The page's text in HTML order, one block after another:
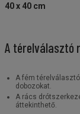
40 x 40 cm
A térelválasztó
A fém
dobozokat.
A rács
áttekinthető.